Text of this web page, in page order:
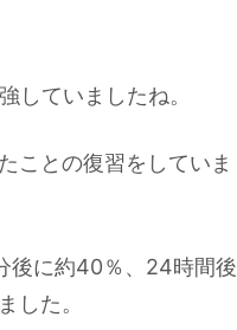
していましたね。
ことの復習をしていま
後に約40％、24時間後
した。